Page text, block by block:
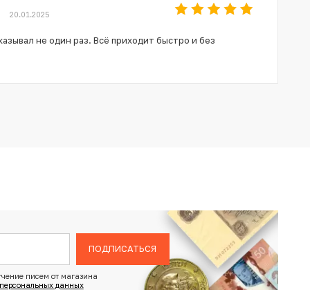
20.01.2025
не один раз. Всё приходит быстро и без
ПОДПИСАТЬСЯ
писем от магазина
данных